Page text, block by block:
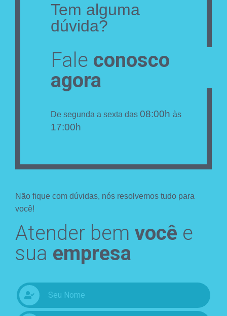
Tem alguma
dúvida?
Fale conosco
agora
De segunda a sexta das 08:00h às
17:00h
Não fique com dúvidas, nós resolvemos tudo para
você!
Atender bem você e
sua empresa